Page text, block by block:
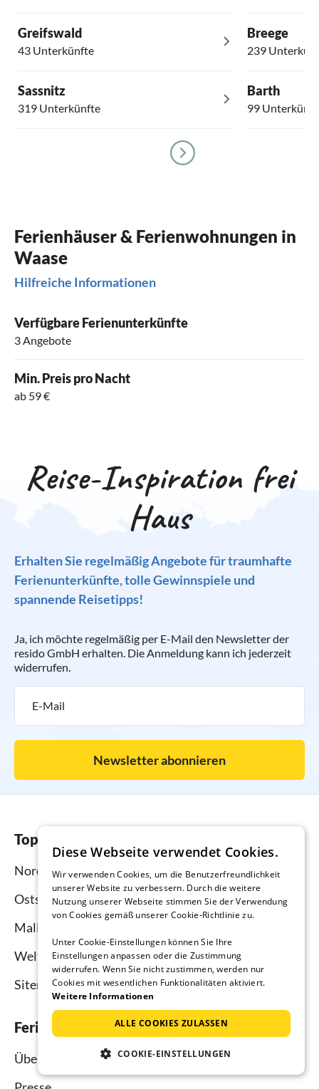
Greifswald
43 Unterkünfte
Sassnitz
319 Unterkünfte
Breege
239
Barth
99
Ferienhäuser & Ferienwohnungen in
Waase
Hilfreiche Informationen
Verfügbare Ferienunterkünfte
3 Angebote
Min. Preis pro Nacht
ab 59 €
Reise-Inspiration frei
Haus
Erhalten Sie regelmäßig Angebote für traumhafte
Ferienunterkünfte, tolle Gewinnspiele und
spannende Reisetipps!
Ja, ich möchte regelmäßig per E-Mail den Newsletter der
resido GmbH erhalten. Die Anmeldung kann ich jederzeit
widerrufen.
Newsletter abonnieren
Top-Regionen
Nordsee
Ostsee
Mallorca
Weltweit
Sitemap
Ferienhausmiete.de
Über uns
Diese Webseite verwendet Cookies.
Wir verwenden Cookies, um die Benutzerfreundlichkeit
unserer Website zu verbessern. Durch die weitere
Nutzung unserer Webseite stimmen Sie der Verwendung
von Cookies gemäß unserer Cookie-Richtlinie zu.
Unter Cookie-Einstellungen können Sie Ihre
Einstellungen anpassen oder die Zustimmung
widerrufen. Wenn Sie nicht zustimmen, werden nur
Cookies mit wesentlichen Funktionalitäten aktiviert.
Weitere Informationen
ALLE COOKIES ZULASSEN
COOKIE-EINSTELLUNGEN